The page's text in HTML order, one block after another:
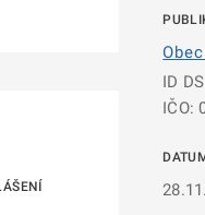
ID
IČO: